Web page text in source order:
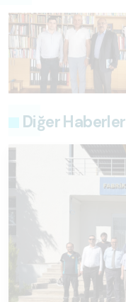
Diğer Haberler